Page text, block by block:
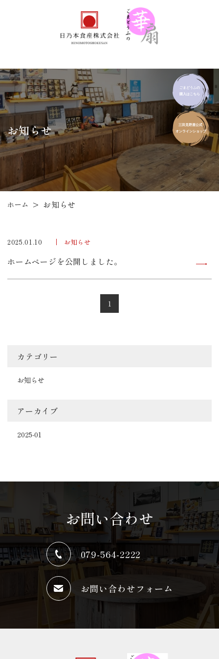
お知らせ
ホーム > お知らせ
2025.01.10 お知らせ
ホームページを公開しました。
1
カテゴリー
お知らせ
アーカイブ
2025-01
お問い合わせ
079-564-2222
お問い合わせフォーム